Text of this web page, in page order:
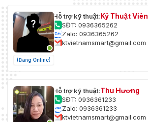
(Đang Online)
Hỗ trợ kỹ thuật:Kỹ Thuật Viên
SĐT: 0936365262
Zalo: 0936365262
ktvietnamsmart@gmail.com
Hỗ trợ kỹ thuật:Thu Hương
SĐT: 0936361233
Zalo: 0936361233
ktvietnamsmart@gmail.com